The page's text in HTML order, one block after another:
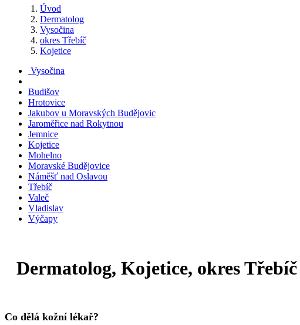
Úvod
Dermatolog
Vysočina
okres Třebíč
Kojetice
Vysočina
Budišov
Hrotovice
Jakubov u Moravských Budějovic
Jaroměřice nad Rokytnou
Jemnice
Kojetice
Mohelno
Moravské Budějovice
Náměšť nad Oslavou
Třebíč
Valeč
Vladislav
Výčapy
Dermatolog, Kojetice, okres Třebíč
Co dělá kožní lékař?